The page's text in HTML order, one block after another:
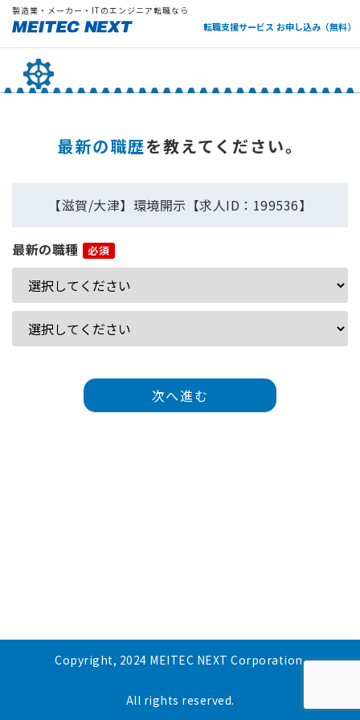
製造業・メーカー・ITのエンジニア転職なら
転職支援サービス お申し込み（無料）
最新の職歴を教えてください。
【滋賀/大津】環境開示【求人ID：199536】
最新の職種
次へ進む
Copyright, 2024 MEITEC NEXT Corporation.
All rights reserved.